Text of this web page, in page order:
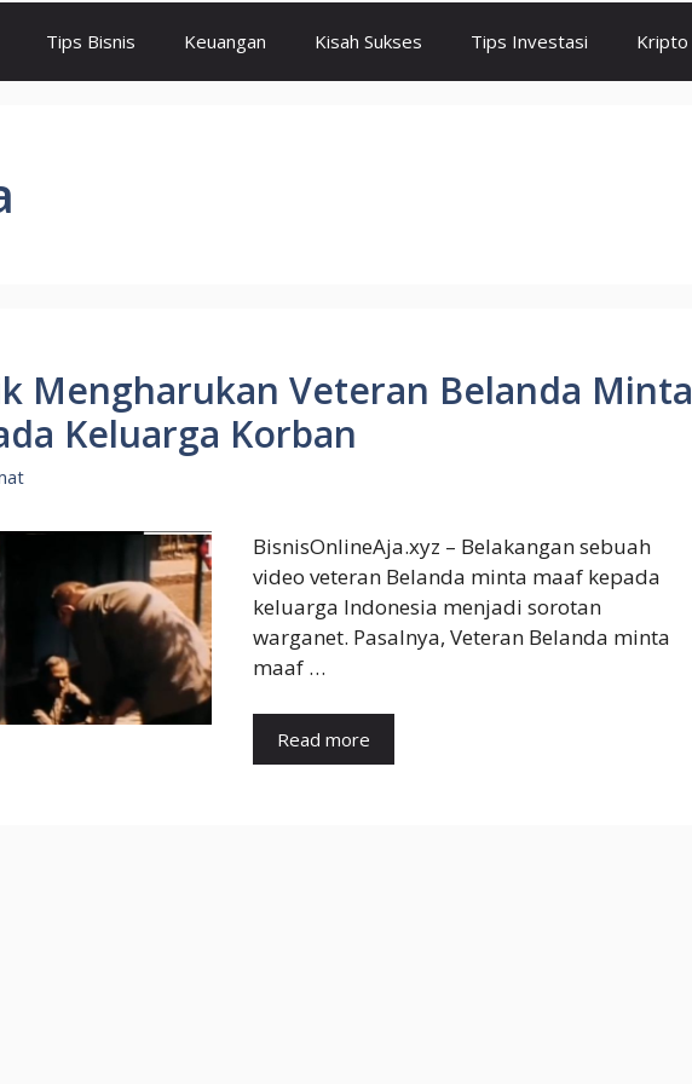
Tips Bisnis Keuangan Kisah Sukses Tips Investasi Kripto
Mengharukan Veteran Belanda Minta
Keluarga Korban
BisnisOnlineAja.xyz – Belakangan sebuah
video veteran Belanda minta maaf kepada
keluarga Indonesia menjadi sorotan
warganet. Pasalnya, Veteran Belanda minta
maaf …
Read more